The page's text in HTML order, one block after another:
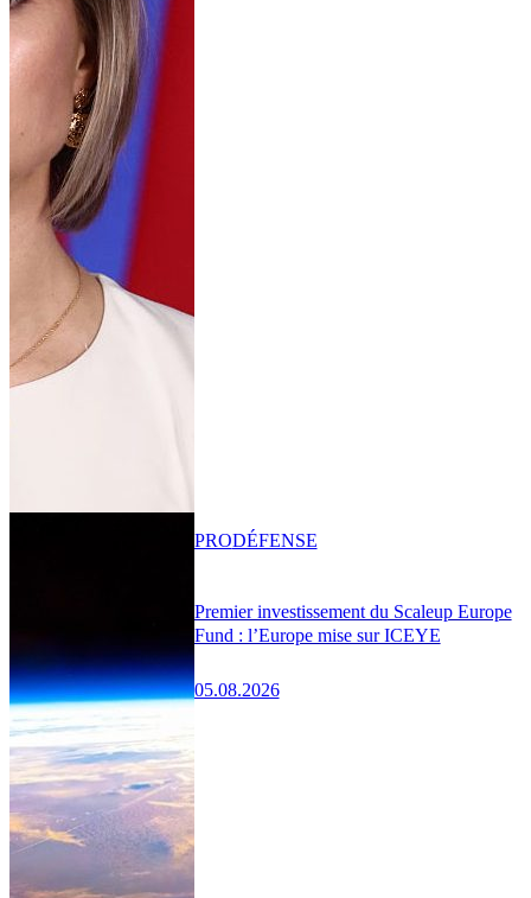
Premier investissement du Scaleup Europe
Fund : l’Europe mise sur ICEYE
05.08.2026
PRODÉFENSE